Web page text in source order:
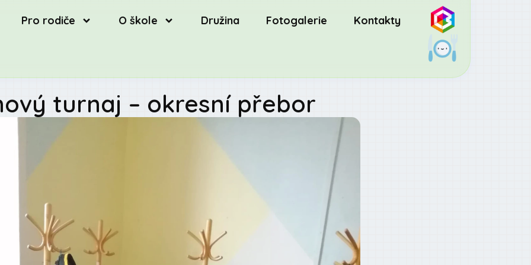
Pro rodiče O škole Družina Fotogalerie Kontakty
turnaj – okresní přebor